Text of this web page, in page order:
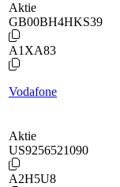
Aktie
GB00BH4HKS39
A1XA83
Vodafone
Aktie
US9256521090
A2H5U8